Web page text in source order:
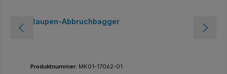
Raupen-Abbruchbagger
Produktnummer: MK01-17062-01